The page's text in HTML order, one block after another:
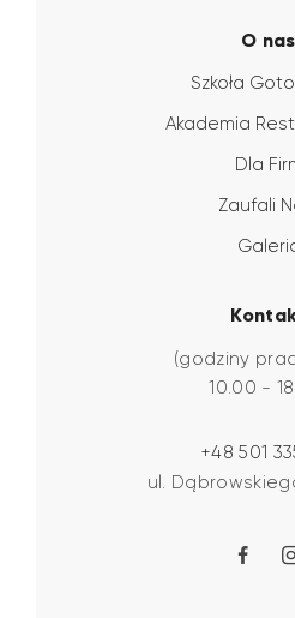
O nas
Szkoła
Akademia
Dla
Zaufali
(godziny
10.00 -
ul.
+48 501